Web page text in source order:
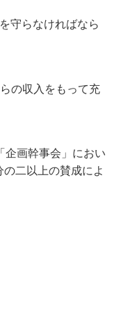
らなければなら
の収入をもって充
画幹事会」におい
二以上の賛成によ